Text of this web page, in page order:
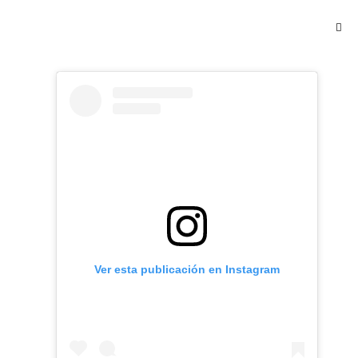
Ver esta publicación en Instagram